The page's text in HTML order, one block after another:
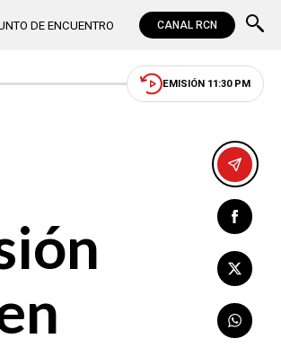
DE ENCUENTRO CANAL RCN
EMISIÓN 11:30 PM